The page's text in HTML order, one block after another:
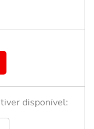
disponível: